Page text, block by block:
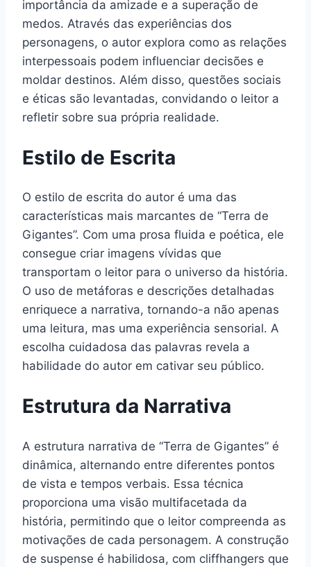
importância da amizade e a superação de
medos. Através das experiências dos
personagens, o autor explora como as relações
interpessoais podem influenciar decisões e
moldar destinos. Além disso, questões sociais
e éticas são levantadas, convidando o leitor a
refletir sobre sua própria realidade.
Estilo de Escrita
O estilo de escrita do autor é uma das
características mais marcantes de “Terra de
Gigantes”. Com uma prosa fluida e poética, ele
consegue criar imagens vívidas que
transportam o leitor para o universo da história.
O uso de metáforas e descrições detalhadas
enriquece a narrativa, tornando-a não apenas
uma leitura, mas uma experiência sensorial. A
escolha cuidadosa das palavras revela a
habilidade do autor em cativar seu público.
Estrutura da Narrativa
A estrutura narrativa de “Terra de Gigantes” é
dinâmica, alternando entre diferentes pontos
de vista e tempos verbais. Essa técnica
proporciona uma visão multifacetada da
história, permitindo que o leitor compreenda as
motivações de cada personagem. A construção
de suspense é habilidosa, com cliffhangers que